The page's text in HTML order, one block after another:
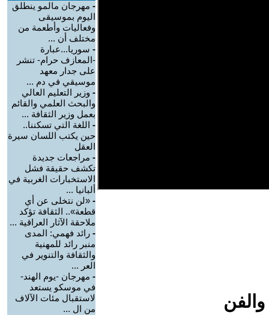
- مهرجان مالمو ينطلق
اليوم بموسيقى
وفعاليات وأطعمة من
مختلف أن ...
- سوريا...عبارة
-المعازف حرام- تنشر
على جدار معهد
موسيقي في دم ...
- وزير التعليم العالي
والبحث العلمي والقائم
بعمل وزير الثقافة ...
- اللغة التي تسكننا..
حين يكتب اللسان سيرة
العقل
- مراجعات جديدة
تكشف حقيقة فشل
الاستخبارات الغربية في
ألبانيا ...
- «لن نتخلى عن أي
قطعة».. الثقافة تؤكد
ملاحقة الآثار العراقية ...
- رائد فهمي: المدى
منبر رائد للمهنية
والثقافة والتنوير في
العر ...
- مهرجان -يوم الهند-
في موسكو يستعد
لاستقبال مئات الآلاف
من ال ...